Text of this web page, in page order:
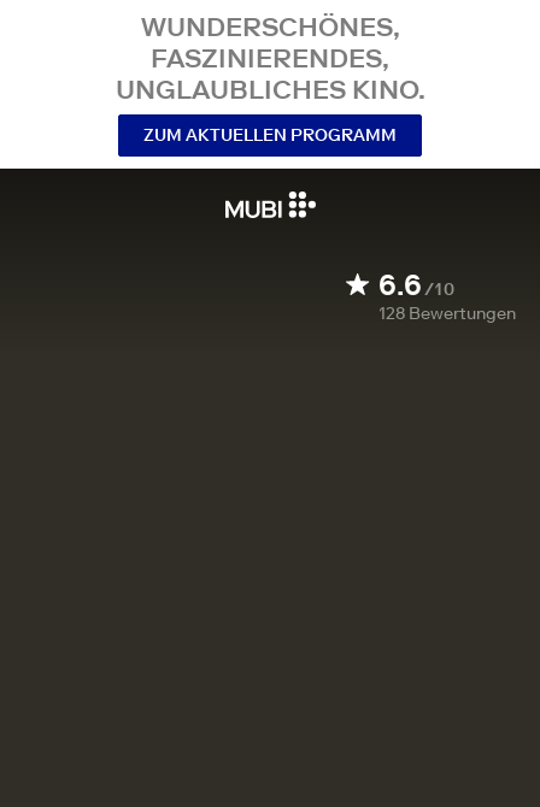
WUNDERSCHÖNES,
FASZINIERENDES,
UNGLAUBLICHES KINO.
ZUM AKTUELLEN PROGRAMM
6.6/10
128 Bewertungen